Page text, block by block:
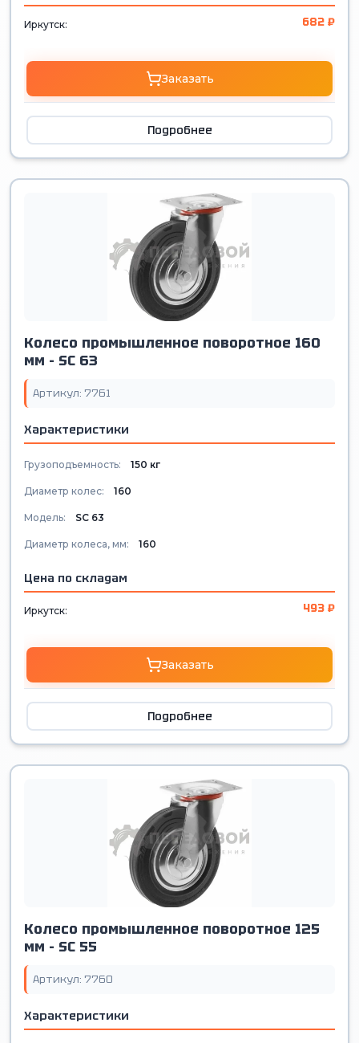
Иркутск: 682 ₽
Заказать
Подробнее
Колесо промышленное поворотное 160
мм - SС 63
Артикул: 7761
Характеристики
Грузоподъемность: 150 кг
Диаметр колес: 160
Модель: SС 63
Диаметр колеса, мм: 160
Цена по складам
Иркутск: 493 ₽
Заказать
Подробнее
Колесо промышленное поворотное 125
мм - SС 55
Артикул: 7760
Характеристики